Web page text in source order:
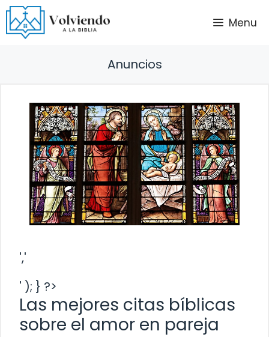
Saltar
al
contenido
Menu
Anuncios
','
' ); } ?>
Las mejores citas bíblicas
sobre el amor en pareja